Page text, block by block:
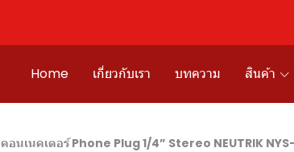
Home เกี่ยวกับเรา บทความ สินค้า
คอนเนคเตอร์ Phone Plug 1/4” Stereo NEUTRIK